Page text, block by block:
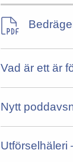
Vad är ett är
Nytt
Utförselhäleri